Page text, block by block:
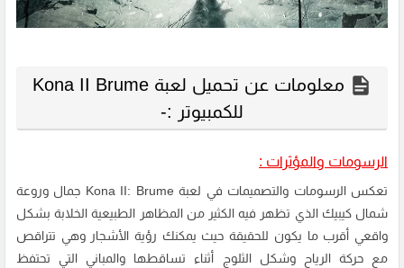
معلومات عن تحميل لعبة Kona II Brume
للكمبيوتر :-
الرسومات والمؤثرات :
تعكس الرسومات والتصميمات في لعبة Kona II: Brume جمال وروعة
شمال كيبيك الذي تظهر فيه الكثير من المظاهر الطبيعية الخلابة بشكل
واقعي أقرب ما يكون للحقيقة حيث يمكنك رؤية الأشجار وهي تتراقص
مع حركة الرياح وشكل الثلوج أثناء تساقطها والمباني التي تحتفظ